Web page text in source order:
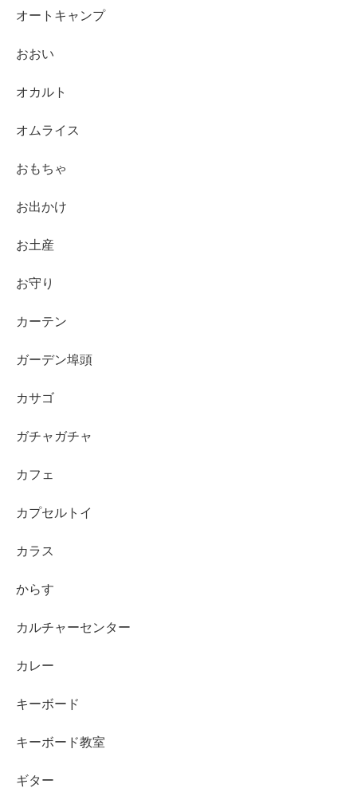
オートキャンプ
おおい
オカルト
オムライス
おもちゃ
お出かけ
お土産
お守り
カーテン
ガーデン埠頭
カサゴ
ガチャガチャ
カフェ
カプセルトイ
カラス
からす
カルチャーセンター
カレー
キーボード
キーボード教室
ギター